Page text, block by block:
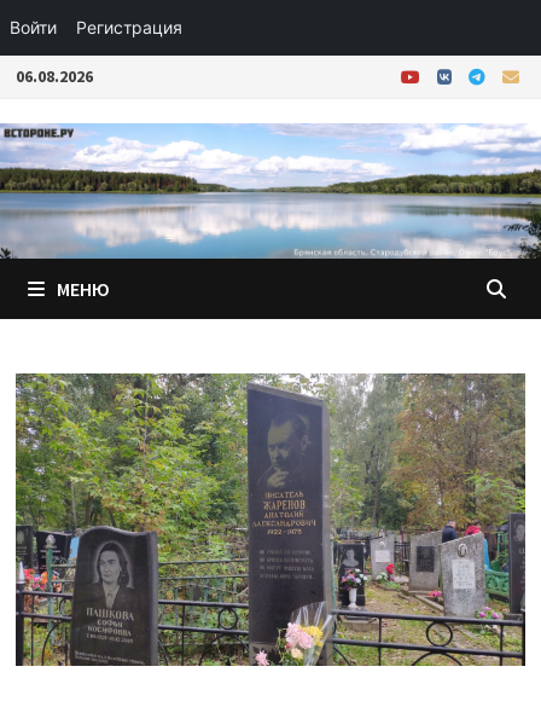
Войти Регистрация
Перейти
содержимому
06.08.2026
МЕНЮ